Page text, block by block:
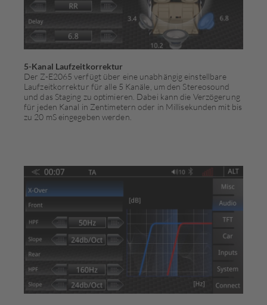
5-Kanal Laufzeitkorrektur
Der Z-E2065 verfügt über eine unabhängig einstellbare
Laufzeitkorrektur für alle 5 Kanäle, um den Stereosound
und das Staging zu optimieren. Dabei kann die Verzögerung
für jeden Kanal in Zentimetern oder in Millisekunden mit bis
zu 20 mS eingegeben werden.